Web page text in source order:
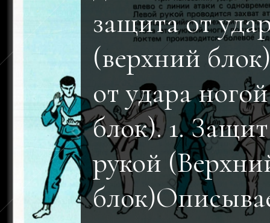
защита от
(верхний
от удара
блок). 1.
рукой